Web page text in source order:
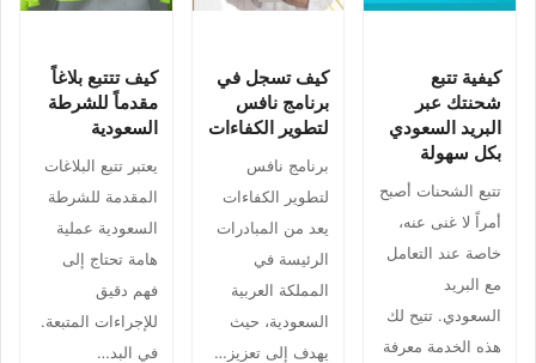
كيفية تتبع
شحنتك عبر
البريد السعودي
بكل سهولة
تتبع الشحنات أصبح
أمراً لا غنى عنه،
خاصة عند التعامل
مع البريد
السعودي. تتيح لك
هذه الخدمة معرفة
كيف تسجل في
برنامج نافس
لتطوير الكفاءات
برنامج نافس
لتطوير الكفاءات
يعد من المبادرات
الرئيسة في
المملكة العربية
السعودية، حيث
يهدف إلى تعزيز…
كيف تتتبع بلاغاً
مقدماً للشرطة
السعودية
يعتبر تتبع البلاغات
المقدمة للشرطة
السعودية عملية
هامة تحتاج إلى
فهم دقيق
للإجراءات المتبعة.
في البد…